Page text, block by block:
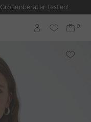
Größenberater testen!